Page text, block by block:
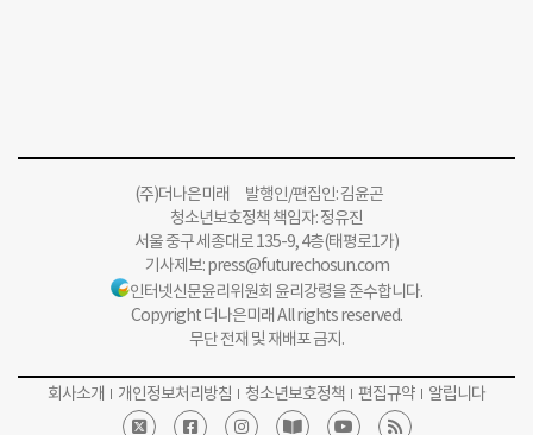
(주)더나은미래 발행인/편집인: 김윤곤
청소년보호정책 책임자: 정유진
서울 중구 세종대로 135-9, 4층(태평로1가)
기사제보:press@futurechosun.com
인터넷신문윤리위원회 윤리강령을 준수합니다.
Copyright 더나은미래 All rights reserved.
무단 전재 및 재배포 금지.
회사소개 개인정보처리방침 청소년보호정책 편집규약 알립니다